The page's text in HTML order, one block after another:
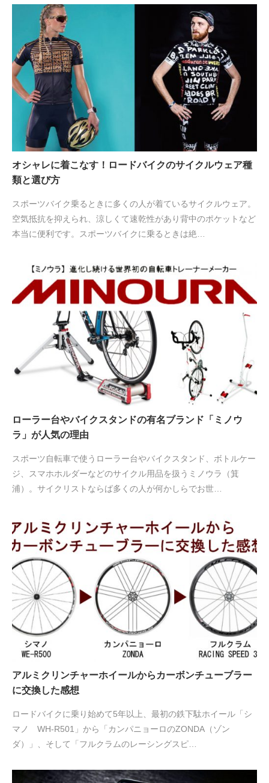
オシャレに着こなす！ロードバイクのサイクルウェア種
類と選び方
スポーツバイク乗るときに多くの人が着ているサイクルウェア。
空気抵抗を抑えられ、涼しくて速乾性があり背中のポケットなど
本当に便利です。スポーツバイクに乗るときは絶…
ローラー台やバイクスタンドの有名ブランド「ミノウ
ラ」が人気の理由
スポーツ自転車で使うローラー台やバイクスタンド、ボトルケー
ジ、スマホホルダーなどのサイクル用品を扱うミノウラ（箕
浦）。サイクリストならば多くの人が何かしらでお世…
アルミクリンチャーホイールからカーボンチューブラー
に交換した感想
ロードバイクに乗り始めて5年以上、最初の鉄下駄ホイール「シ
マノ WH-R501」から「カンパニョーロのZONDA（ゾン
ダ）」、そして「フルクラムのレーシングスピ…